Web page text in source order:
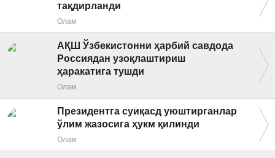
тақдирланди
Олам
АҚШ Ўзбекистонни ҳарбий савдода
Россиядан узоқлаштириш
ҳаракатига тушди
Олам
Президентга суиқасд уюштирганлар
ўлим жазосига ҳукм қилинди
Олам